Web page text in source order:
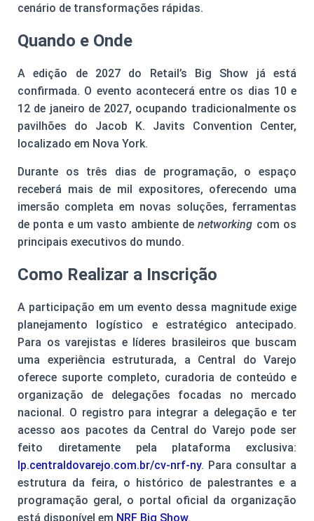
cenário de transformações rápidas.
Quando e Onde
A edição de 2027 do Retail’s Big Show já está
confirmada. O evento acontecerá entre os dias 10 e
12 de janeiro de 2027, ocupando tradicionalmente os
pavilhões do Jacob K. Javits Convention Center,
localizado em Nova York.
Durante os três dias de programação, o espaço
receberá mais de mil expositores, oferecendo uma
imersão completa em novas soluções, ferramentas
de ponta e um vasto ambiente denetworking com os
principais executivos do mundo.
Como Realizar a Inscrição
A participação em um evento dessa magnitude exige
planejamento logístico e estratégico antecipado.
Para os varejistas e líderes brasileiros que buscam
uma experiência estruturada, a Central do Varejo
oferece suporte completo, curadoria de conteúdo e
organização de delegações focadas no mercado
nacional. O registro para integrar a delegação e ter
acesso aos pacotes da Central do Varejo pode ser
feito diretamente pela plataforma exclusiva:
lp.centraldovarejo.com.br/cv-nrf-ny. Para consultar a
estrutura da feira, o histórico de palestrantes e a
programação geral, o portal oficial da organização
está disponível em NRF Big Show.